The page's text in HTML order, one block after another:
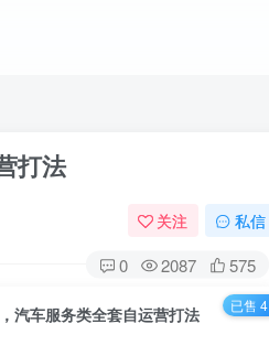
打法
关注 私信
0 2087 575
汽车服务类全套自运营打法 已售 4